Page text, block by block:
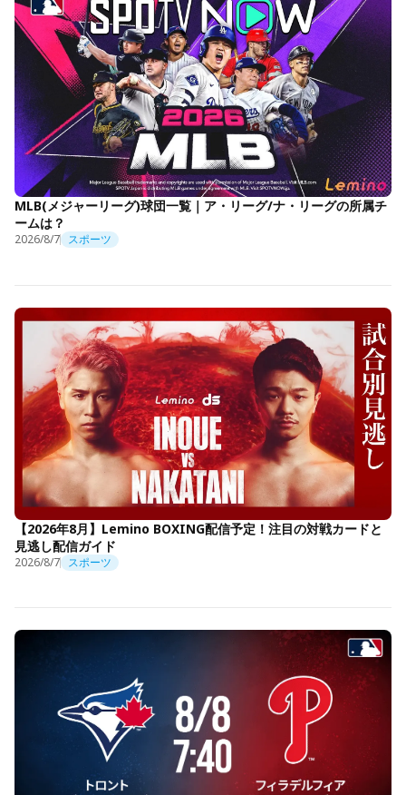
MLB(メジャーリーグ)球団一覧｜ア・リーグ/ナ・リーグの所属チ
ームは？
2026/8/7 スポーツ
【2026年8月】Lemino BOXING配信予定！注目の対戦カードと
見逃し配信ガイド
2026/8/7 スポーツ